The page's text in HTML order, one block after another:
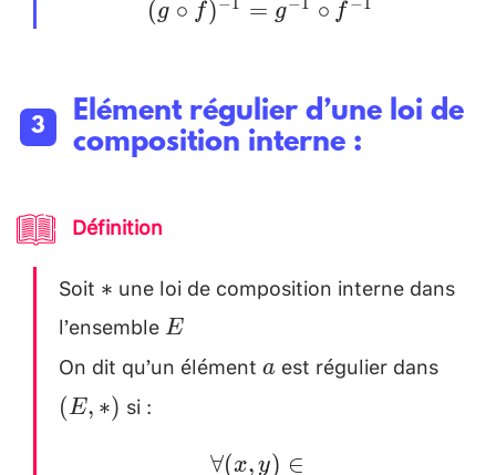
f g^{-1}
(g ∘ f) = g ∘ f
Elément régulier d’une loi de
composition interne :
Définition
Soit *
∗ une loi de composition interne dans
l’ensembleE
\\
E
On dit qu’un élémenta
a est régulier dans
(E, ∗) si :
\forall(x,y)
∀(x, y) ∈